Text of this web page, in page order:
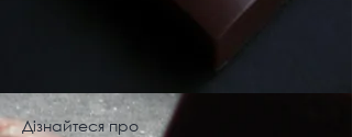
Дізнайтеся про